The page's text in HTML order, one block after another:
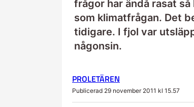
frågor har ändå rasat
som klimatfrågan. Det
tidigare. I fjol var
någonsin.
PROLETÄREN
Publicerad 29 november 2011 kl 15.57